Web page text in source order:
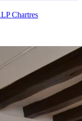
Chartres